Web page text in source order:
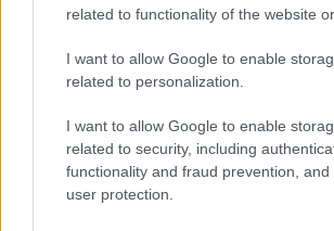
related to functionality of the website
I want to allow Google to enable
related to personalization.
I want to allow Google to enable
related to security, including
functionality and fraud prevention, and
user protection.
VALORACIONES (0)
PRODUCTOS RELACIONADOS